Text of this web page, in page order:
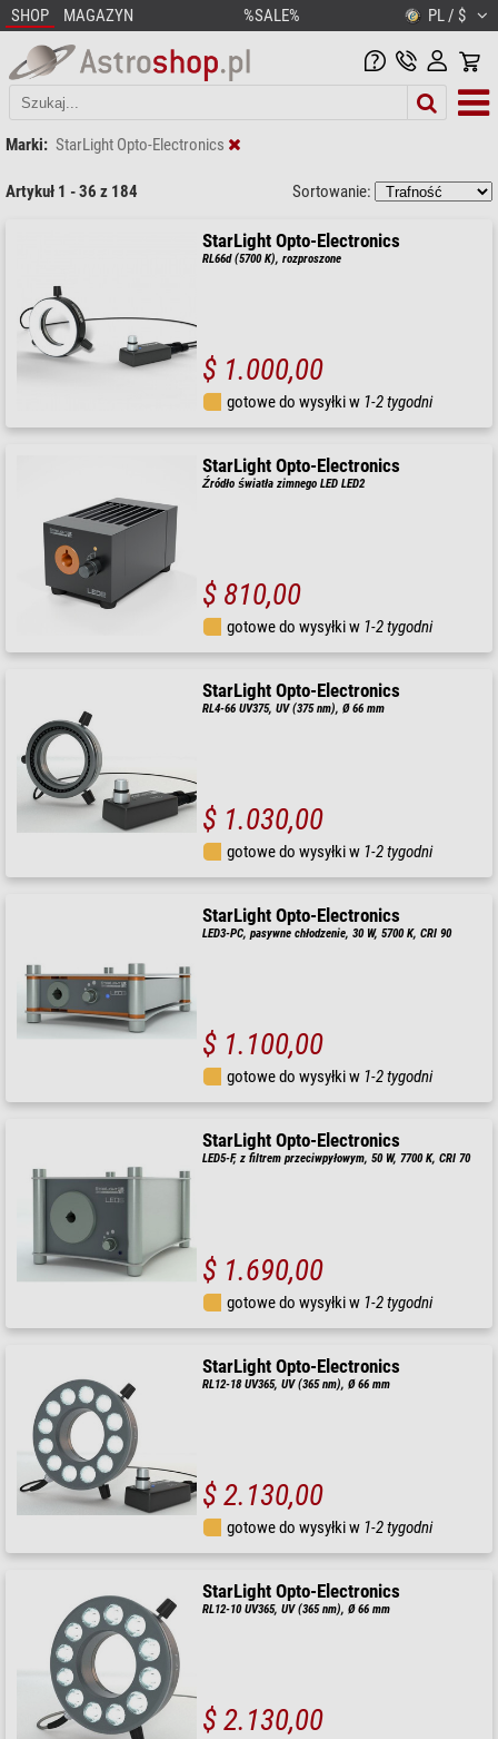
SHOP MAGAZYN %SALE% PL / $
Marki: StarLight Opto-Electronics
Artykuł 1 - 36 z 184 Sortowanie:
StarLight Opto-Electronics
RL66d (5700 K), rozproszone
$ 1.000,00
gotowe do wysyłki w 1-2 tygodni
StarLight Opto-Electronics
Źródło światła zimnego LED LED2
$ 810,00
gotowe do wysyłki w 1-2 tygodni
StarLight Opto-Electronics
RL4-66 UV375, UV (375 nm), Ø 66 mm
$ 1.030,00
gotowe do wysyłki w 1-2 tygodni
StarLight Opto-Electronics
LED3-PC, pasywne chłodzenie, 30 W, 5700 K, CRI 90
$ 1.100,00
gotowe do wysyłki w 1-2 tygodni
StarLight Opto-Electronics
LED5-F, z filtrem przeciwpyłowym, 50 W, 7700 K, CRI 70
$ 1.690,00
gotowe do wysyłki w 1-2 tygodni
StarLight Opto-Electronics
RL12-18 UV365, UV (365 nm), Ø 66 mm
$ 2.130,00
gotowe do wysyłki w 1-2 tygodni
StarLight Opto-Electronics
RL12-10 UV365, UV (365 nm), Ø 66 mm
$ 2.130,00